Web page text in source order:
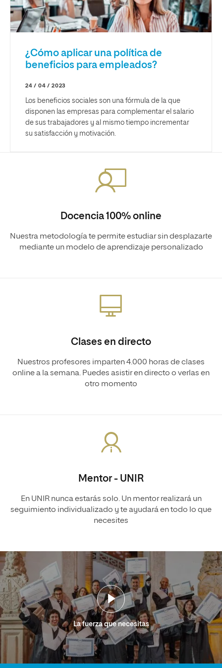
¿Cómo aplicar una política de
beneficios para empleados?
24 / 04 / 2023
Los beneficios sociales son una fórmula de la que
disponen las empresas para complementar el salario
de sus trabajadores y al mismo tiempo incrementar
su satisfacción y motivación.
Docencia 100% online
Nuestra metodología te permite estudiar sin desplazarte
mediante un modelo de aprendizaje personalizado
Clases en directo
Nuestros profesores imparten 4.000 horas de clases
online a la semana. Puedes asistir en directo o verlas en
otro momento
Mentor - UNIR
En UNIR nunca estarás solo. Un mentor realizará un
seguimiento individualizado y te ayudará en todo lo que
necesites
La fuerza que necesitas